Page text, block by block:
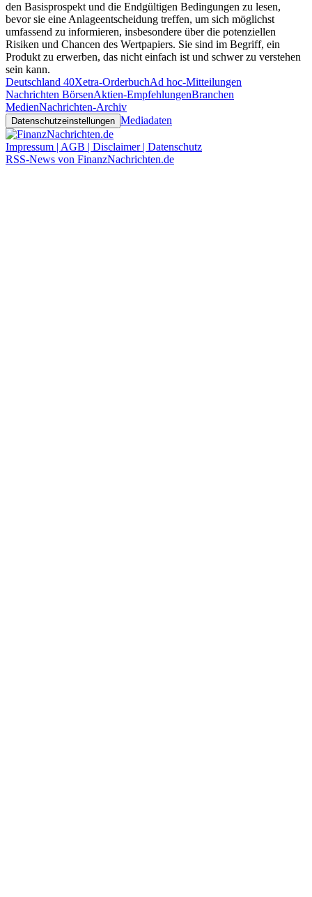
den Basisprospekt und die Endgültigen Bedingungen zu lesen,
bevor sie eine Anlageentscheidung treffen, um sich möglichst
umfassend zu informieren, insbesondere über die potenziellen
Risiken und Chancen des Wertpapiers. Sie sind im Begriff, ein
Produkt zu erwerben, das nicht einfach ist und schwer zu verstehen
sein kann.
Deutschland 40Xetra-OrderbuchAd hoc-Mitteilungen
Nachrichten BörsenAktien-EmpfehlungenBranchen
MedienNachrichten-Archiv
Datenschutzeinstellungen Mediadaten
Impressum | AGB | Disclaimer | Datenschutz
RSS-News von FinanzNachrichten.de